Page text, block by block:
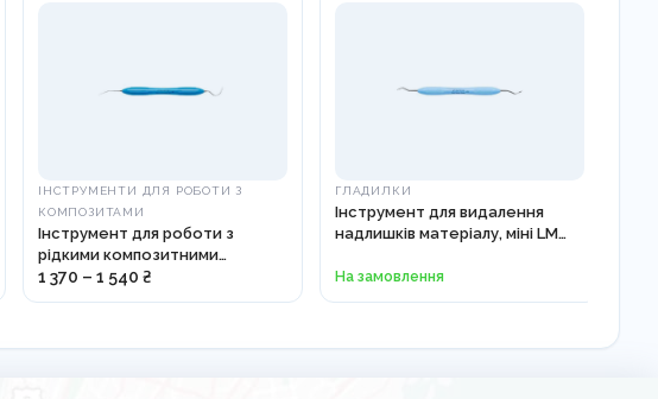
ІНСТРУМЕНТИ ДЛЯ РОБОТИ З
КОМПОЗИТАМИ
Інструмент для роботи з
рідкими композитними
матеріалами LM 484-485
1 370 – 1 540 ₴
ГЛАДИЛКИ
Інструмент для видалення
надлишків матеріалу, міні LM
На замовлення